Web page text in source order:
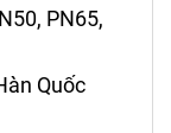
PN65,
Quốc